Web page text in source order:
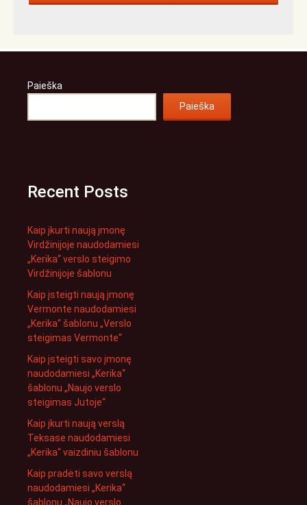
Paieška
Paieška
Recent Posts
Kaip įkurti naują įmonę
Virdžinijoje naudodamiesi
„Kerika“ verslo steigimo
Virdžinijoje šablonu
Kaip įsteigti naują įmonę
Vermonte naudodamiesi
„Kerika“ šablonu „Verslo
steigimas Vermonte“
Kaip įsteigti savo įmonę
naudodamiesi „Kerika“
šablonu „Naujo verslo
steigimas Jutoje“
Kaip įkurti naują verslą
Teksase naudodamiesi
„Kerika“ vaizdiniu šablonu
Kaip pradėti savo verslą
naudodamiesi „Kerika“
šablonu „Naujo verslo